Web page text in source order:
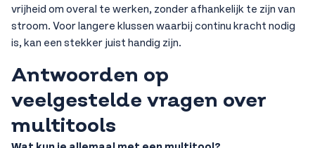
vrijheid om overal te werken, zonder afhankelijk te zijn van
stroom. Voor langere klussen waarbij continu kracht nodig
is, kan een stekker juist handig zijn.
Antwoorden op
veelgestelde vragen over
multitools